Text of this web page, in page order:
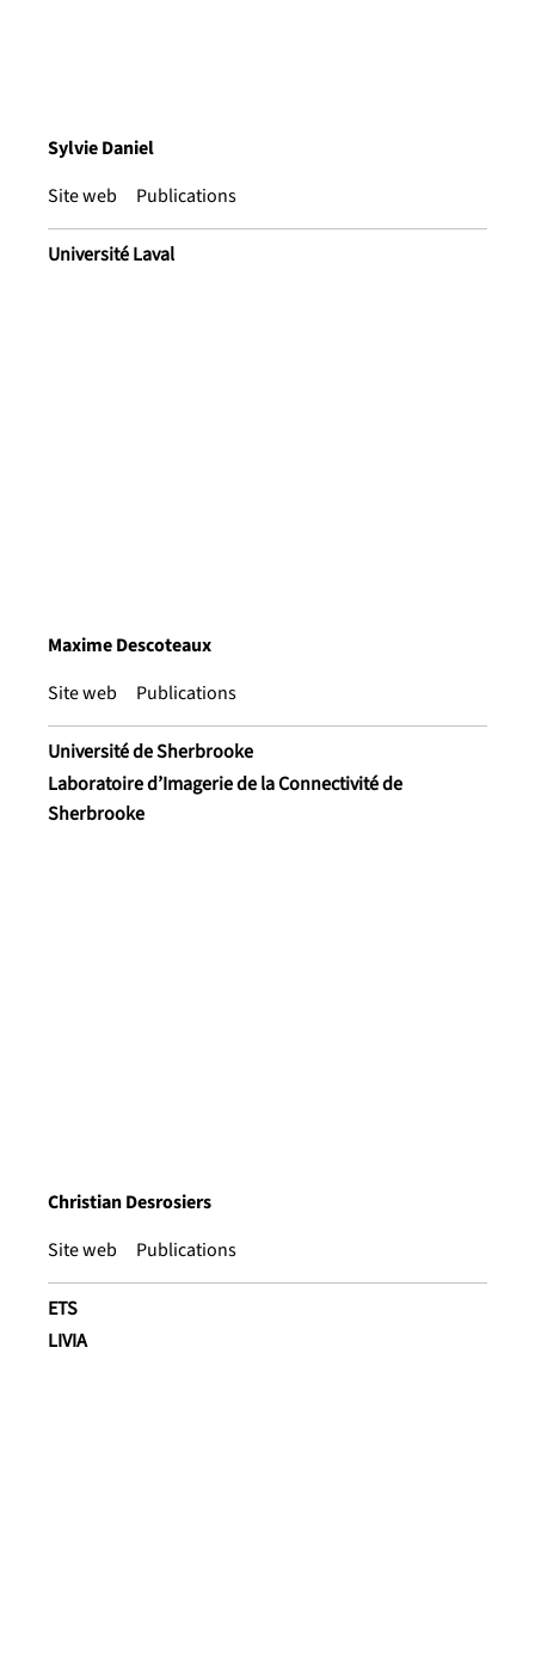
Sylvie Daniel
Site web
Publications
Université Laval
Maxime Descoteaux
Site web
Publications
Université de Sherbrooke
Laboratoire d’Imagerie de la Connectivité de
Sherbrooke
Christian Desrosiers
Site web
Publications
ETS
LIVIA